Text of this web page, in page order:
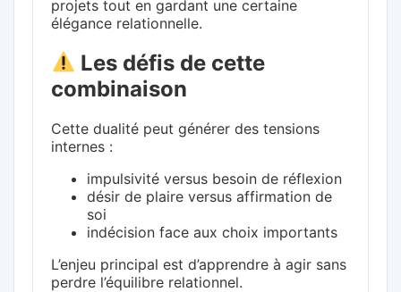
projets tout en gardant une certaine
élégance relationnelle.
Les défis de cette
combinaison
Cette dualité peut générer des tensions
internes :
impulsivité versus besoin de réflexion
désir de plaire versus affirmation de
soi
indécision face aux choix importants
L’enjeu principal est d’apprendre à agir sans
perdre l’équilibre relationnel.